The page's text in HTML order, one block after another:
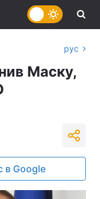
рус
Маску,
в Google